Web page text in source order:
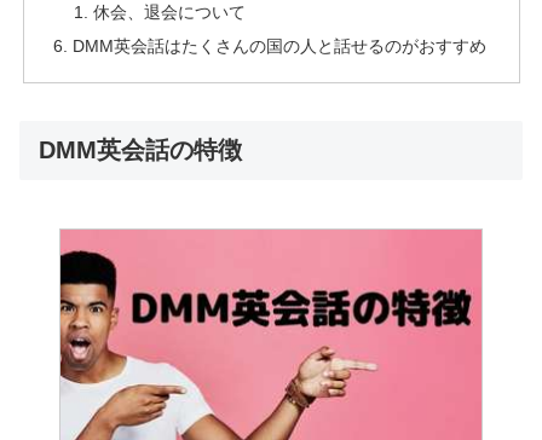
休会、退会について
DMM英会話はたくさんの国の人と話せるのがおすすめ
DMM英会話の特徴